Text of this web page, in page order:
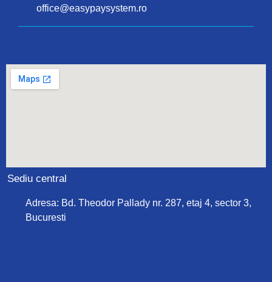
office@easypaysystem.ro
Sediu central
Adresa: Bd. Theodor Pallady nr. 287, etaj 4, sector 3,
Bucuresti